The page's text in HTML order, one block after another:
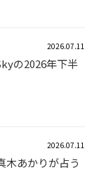
2026.07.11
の2026年下半
2026.07.11
木あかりが占う